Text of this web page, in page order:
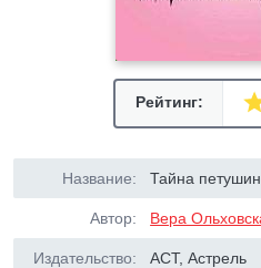
Рейтинг:
Название: Тайна
Автор: Вера
Издательство: АСТ, Астрель